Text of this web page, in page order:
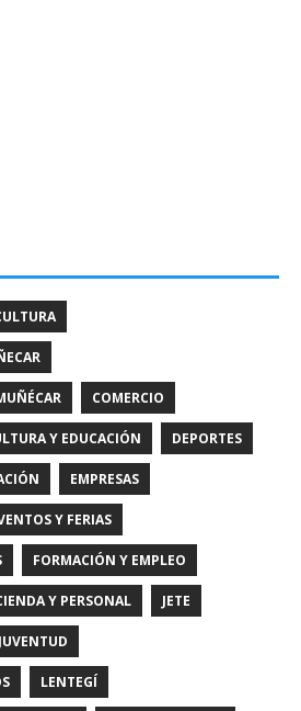
COMERCIO
Y EDUCACIÓN DEPORTES
EMPRESAS
Y FERIAS
FORMACIÓN Y EMPLEO
Y PERSONAL JETE
JUVENTUD
LENTEGÍ